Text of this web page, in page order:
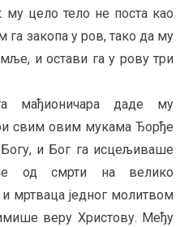
му цело тело не поста као
га закопа у ров, тако да му
и остави га у рову три
мађионичара даде му
свим овим мукама Ђорђе
и Бог га исцељиваше
од смрти на велико
мртваца једног молитвом
веру Христову. Међу